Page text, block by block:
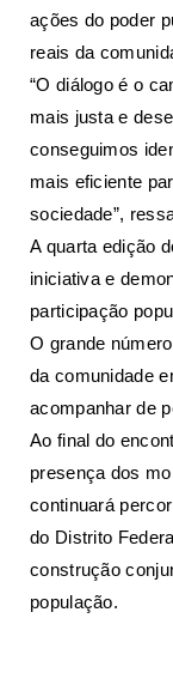
ações do poder
reais da
“O diálogo é o
mais justa e
conseguimos
mais eficiente
sociedade”,
A quarta edição
iniciativa e
participação
O grande
da comunidade
acompanhar de
Ao final do
presença dos
continuará
do Distrito
construção
população.